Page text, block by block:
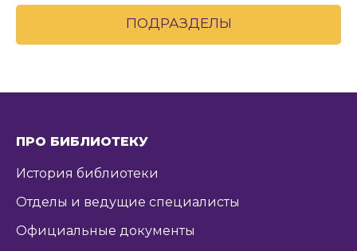
ПОДРАЗДЕЛЫ
ПРО БИБЛИОТЕКУ
История библиотеки
Отделы и ведущие специалисты
Официальные документы